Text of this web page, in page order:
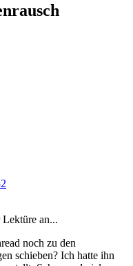
an...
noch zu den
schieben? Ich hatte ihn